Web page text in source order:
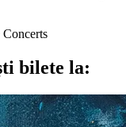
bilete la: